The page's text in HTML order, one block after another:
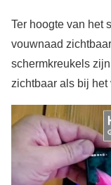
Ter hoogte van het
vouwnaad
schermkreukels
zichtbaar als bij